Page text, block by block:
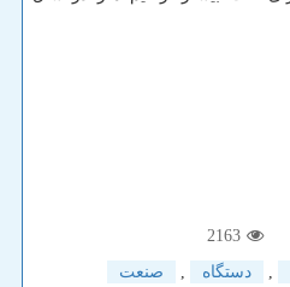
2163
, دستگاه , صنعت